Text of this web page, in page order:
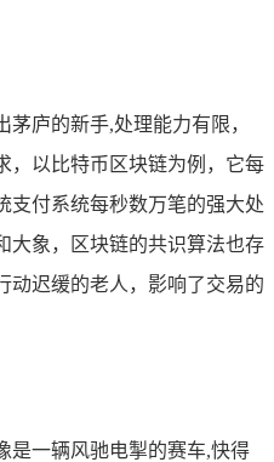
茅庐的新手,处理能力有限，
，以比特币区块链为例，它每
支付系统每秒数万笔的强大处
大象，区块链的共识算法也存
动迟缓的老人，影响了交易的
是一辆风驰电掣的赛车,快得